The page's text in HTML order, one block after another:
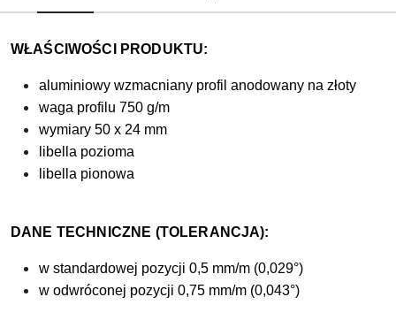
WŁAŚCIWOŚCI PRODUKTU:
aluminiowy wzmacniany profil anodowany na złoty
waga profilu 750 g/m
wymiary 50 x 24 mm
libella pozioma
libella pionowa
DANE TECHNICZNE (TOLERANCJA):
w standardowej pozycji 0,5 mm/m (0,029°)
w odwróconej pozycji 0,75 mm/m (0,043°)